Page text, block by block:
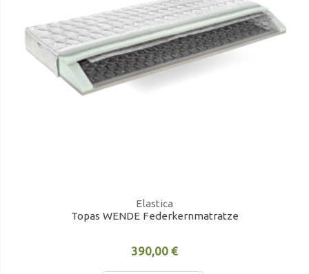
Elastica
Topas WENDE Federkernmatratze
390,00 €